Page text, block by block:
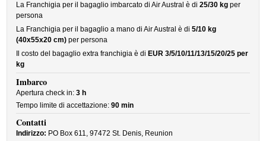
La Franchigia per il bagaglio imbarcato di Air Austral è di25/30 kg per
persona
La Franchigia per il bagaglio a mano di Air Austral è di5/10 kg
(40x55x20 cm) per persona
Il costo del bagaglio extra franchigia è di EUR 3/5/10/11/13/15/20/25 per
kg
Imbarco
Apertura check in:3 h
Tempo limite di accettazione:90 min
Contatti
Indirizzo: PO Box 611, 97472 St. Denis, Reunion